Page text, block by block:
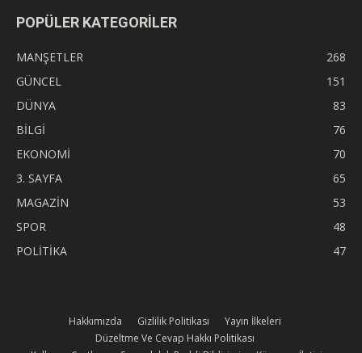
POPÜLER KATEGORİLER
MANŞETLER
268
GÜNCEL
151
DÜNYA
83
BİLGİ
76
EKONOMİ
70
3. SAYFA
65
MAGAZİN
53
SPOR
48
POLİTİKA
47
Hakkımızda Gizlilik Politikası
Yayın İlkeleri
Düzeltme Ve Cevap Hakkı Politikası